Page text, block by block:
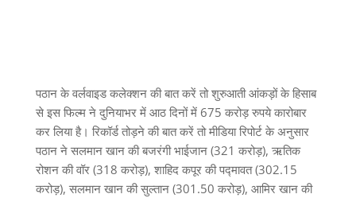
पठान के वर्लवाइड कलेक्शन की बात करें तो शुरुआती आंकड़ों के हिसाब
से इस फिल्म ने दुनियाभर में आठ दिनों में 675 करोड़ रुपये कारोबार
कर लिया है। रिकॉर्ड तोड़ने की बात करें तो मीडिया रिपोर्ट के अनुसार
पठान ने सलमान खान की बजरंगी भाईजान (321 करोड़), ऋतिक
रोशन की वॉर (318 करोड़), शाहिद कपूर की पद्मावत (302.15
करोड़), सलमान खान की सुल्तान (301.50 करोड़), आमिर खान की